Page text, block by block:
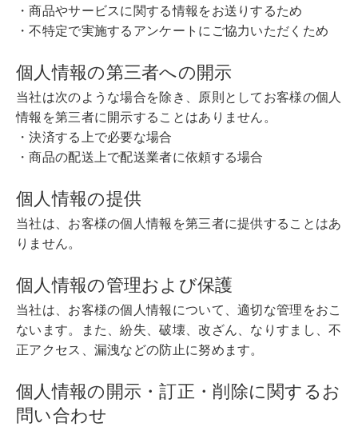
・商品やサービスに関する情報をお送りするため
・不特定で実施するアンケートにご協力いただくため
個人情報の第三者への開示
当社は次のような場合を除き、原則としてお客様の個人
情報を第三者に開示することはありません。
・決済する上で必要な場合
・商品の配送上で配送業者に依頼する場合
個人情報の提供
当社は、お客様の個人情報を第三者に提供することはあ
りません。
個人情報の管理および保護
当社は、お客様の個人情報について、適切な管理をおこ
ないます。また、紛失、破壊、改ざん、なりすまし、不
正アクセス、漏洩などの防止に努めます。
個人情報の開示・訂正・削除に関するお
問い合わせ